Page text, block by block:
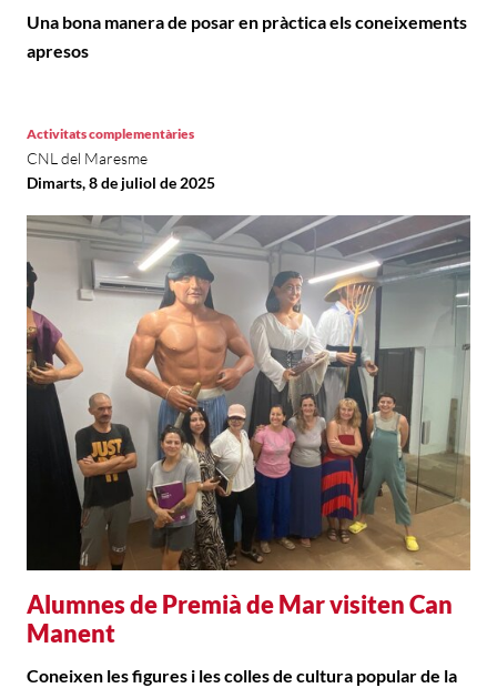
Una bona manera de posar en pràctica els coneixements
apresos
Alumnes de Premià de Mar visiten Can
Manent
Activitats complementàries
CNL del Maresme
Dimarts, 8 de juliol de 2025
Coneixen les figures i les colles de cultura popular de la